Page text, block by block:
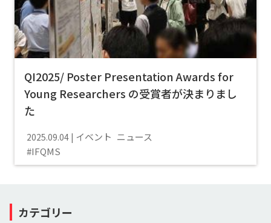
QI2025/ Poster Presentation Awards for
Young Researchers の受賞者が決まりまし
た
2025.09.04 イベント ニュース
IFQMS
カテゴリー